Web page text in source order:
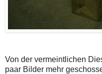
Von der vermeintlichen
paar Bilder mehr